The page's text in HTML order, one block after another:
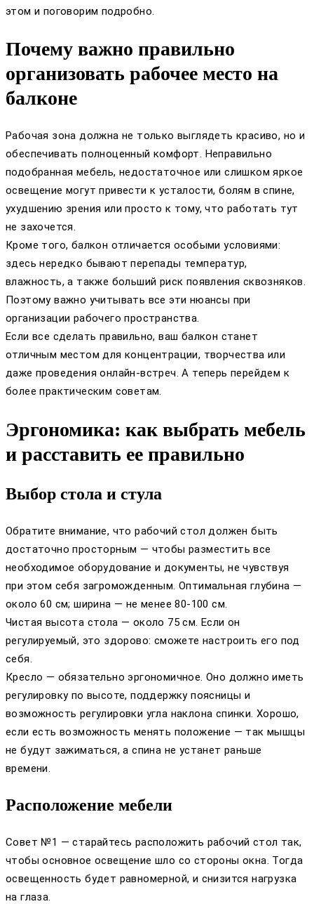
этом и поговорим подробно.
Почему важно правильно
организовать рабочее место на
балконе
Рабочая зона должна не только выглядеть красиво, но и
обеспечивать полноценный комфорт. Неправильно
подобранная мебель, недостаточное или слишком яркое
освещение могут привести к усталости, болям в спине,
ухудшению зрения или просто к тому, что работать тут
не захочется.
Кроме того, балкон отличается особыми условиями:
здесь нередко бывают перепады температур,
влажность, а также больший риск появления сквозняков.
Поэтому важно учитывать все эти нюансы при
организации рабочего пространства.
Если все сделать правильно, ваш балкон станет
отличным местом для концентрации, творчества или
даже проведения онлайн-встреч. А теперь перейдем к
более практическим советам.
Эргономика: как выбрать мебель
и расставить ее правильно
Выбор стола и стула
Обратите внимание, что рабочий стол должен быть
достаточно просторным — чтобы разместить все
необходимое оборудование и документы, не чувствуя
при этом себя загроможденным. Оптимальная глубина —
около 60 см; ширина — не менее 80-100 см.
Чистая высота стола — около 75 см. Если он
регулируемый, это здорово: сможете настроить его под
себя.
Кресло — обязательно эргономичное. Оно должно иметь
регулировку по высоте, поддержку поясницы и
возможность регулировки угла наклона спинки. Хорошо,
если есть возможность менять положение — так мышцы
не будут зажиматься, а спина не устанет раньше
времени.
Расположение мебели
Совет №1 — старайтесь расположить рабочий стол так,
чтобы основное освещение шло со стороны окна. Тогда
освещенность будет равномерной, и снизится нагрузка
на глаза.